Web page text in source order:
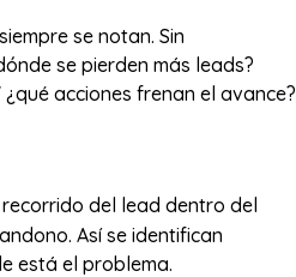
se notan. Sin
se pierden más leads?
acciones frenan el avance?
recorrido del lead dentro del
Así se identifican
está el problema.